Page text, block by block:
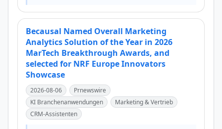
Becausal Named Overall Marketing
Analytics Solution of the Year in 2026
MarTech Breakthrough Awards, and
selected for NRF Europe Innovators
Showcase
2026-08-06
Prnewswire
KI Branchenanwendungen
Marketing & Vertrieb
CRM-Assistenten